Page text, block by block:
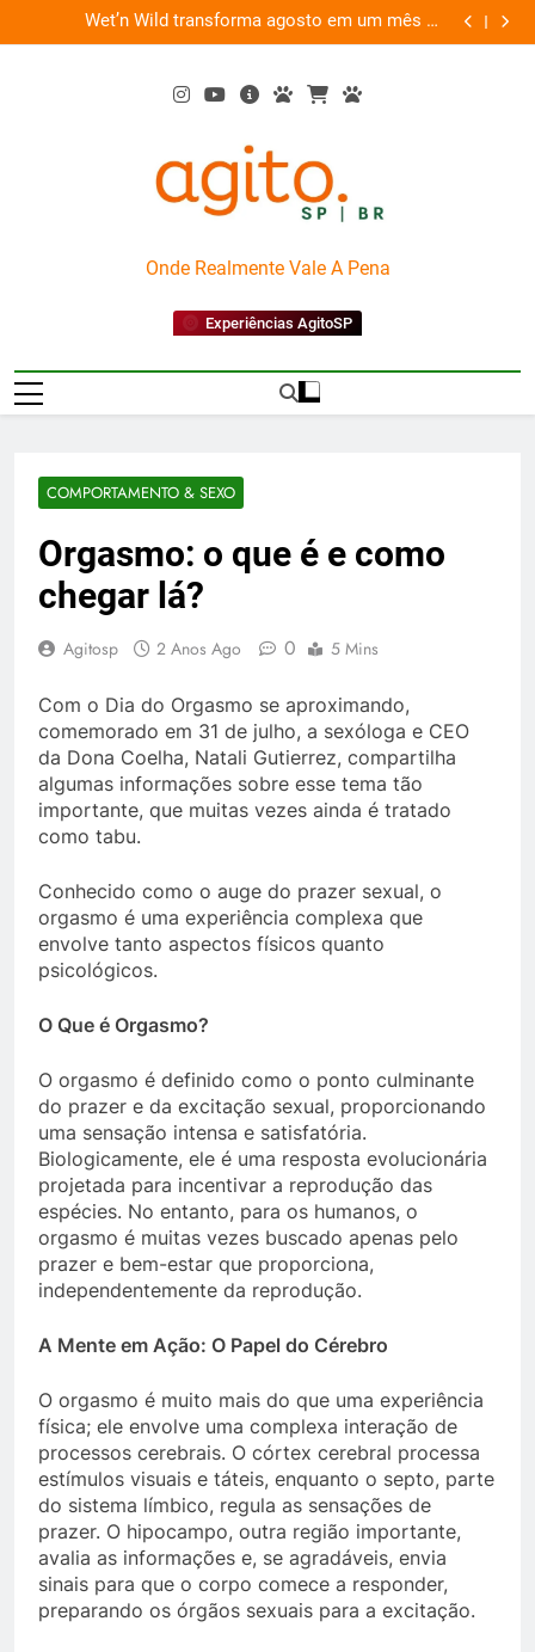
to
Wet’n Wild transforma agosto em um mês de
diversão e conexão
“Led
AgitoSP
Onde Realmente Vale A Pena
Experiências AgitoSP
COMPORTAMENTO & SEXO
Orgasmo: o que é e como
chegar lá?
Agitosp 2 Anos Ago 0 5 Mins
Com o Dia do Orgasmo se aproximando,
comemorado em 31 de julho, a sexóloga e CEO
da Dona Coelha, Natali Gutierrez, compartilha
algumas informações sobre esse tema tão
importante, que muitas vezes ainda é tratado
como tabu.
Conhecido como o auge do prazer sexual, o
orgasmo é uma experiência complexa que
envolve tanto aspectos físicos quanto
psicológicos.
O Que é Orgasmo?
O orgasmo é definido como o ponto culminante
do prazer e da excitação sexual, proporcionando
uma sensação intensa e satisfatória.
Biologicamente, ele é uma resposta evolucionária
projetada para incentivar a reprodução das
espécies. No entanto, para os humanos, o
orgasmo é muitas vezes buscado apenas pelo
prazer e bem-estar que proporciona,
independentemente da reprodução.
A Mente em Ação: O Papel do Cérebro
O orgasmo é muito mais do que uma experiência
física; ele envolve uma complexa interação de
processos cerebrais. O córtex cerebral processa
estímulos visuais e táteis, enquanto o septo, parte
do sistema límbico, regula as sensações de
prazer. O hipocampo, outra região importante,
avalia as informações e, se agradáveis, envia
sinais para que o corpo comece a responder,
preparando os órgãos sexuais para a excitação.